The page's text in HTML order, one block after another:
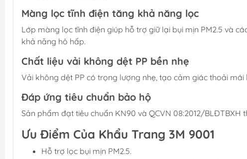
Màng lọc tĩnh điện tăng khả năng lọc
Lớp màng lọc tĩnh điện giúp hỗ trợ giữ lại bụi mịn PM2.5 và
khả năng hô hấp.
Chất liệu vải không dệt PP bền nhẹ
Vải không dệt PP có trọng lượng nhẹ, tạo cảm giác thoải
Đáp ứng tiêu chuẩn bảo hộ
Sản phẩm đạt tiêu chuẩn KN90 và QCVN 08:2012/BLĐTBXH
Ưu Điểm Của Khẩu Trang 3M 9001
Hỗ trợ lọc bụi mịn PM2.5.